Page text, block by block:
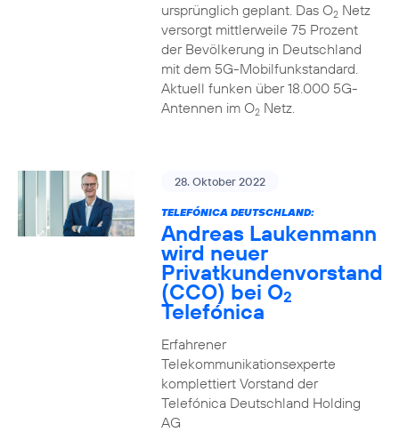
ursprünglich geplant. Das O2Netz
versorgt mittlerweile 75 Prozent
der Bevölkerung in Deutschland
mit dem 5G-Mobilfunkstandard.
Aktuell funken über 18.000 5G-
Antennen im O2Netz.
28. Oktober 2022
TELEFÓNICA DEUTSCHLAND:
Andreas Laukenmann
wird neuer
Privatkundenvorstand
(CCO) bei O2
Telefónica
Erfahrener
Telekommunikationsexperte
komplettiert Vorstand der
Telefónica Deutschland Holding
AG